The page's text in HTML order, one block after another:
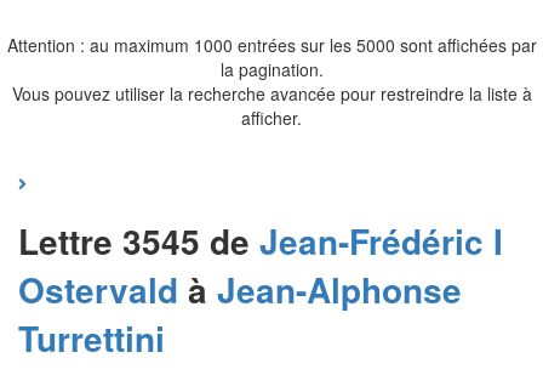
Attention : au maximum 1000 entrées sur les 5000 sont affichées par
la pagination.
Vous pouvez utiliser la recherche avancée pour restreindre la liste à
afficher.
Lettre 3545 de Jean-Frédéric I
Ostervald à Jean-Alphonse
Turrettini